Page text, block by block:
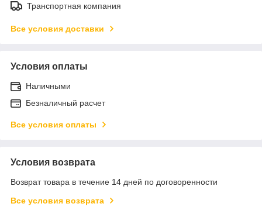
Транспортная компания
Все условия доставки
Условия оплаты
Наличными
Безналичный расчет
Все условия оплаты
Условия возврата
Возврат товара в течение 14 дней по договоренности
Все условия возврата